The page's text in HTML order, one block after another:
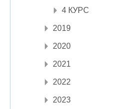
4 КУРС
2019
2020
2021
2022
2023